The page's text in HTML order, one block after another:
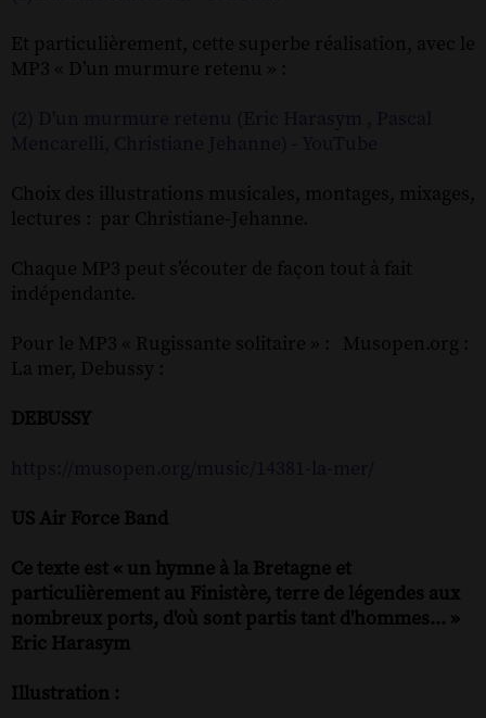
Et particulièrement, cette superbe réalisation, avec le
MP3 « D’un murmure retenu » :
Choix des illustrations musicales, montages, mixages,
lectures : par Christiane-Jehanne.
Chaque MP3 peut s’écouter de façon tout à fait
indépendante.
Pour le MP3 « Rugissante solitaire » : Musopen.org :
La mer, Debussy :
DEBUSSY
US Air Force Band
Ce texte est « un hymne à la Bretagne et
particulièrement au Finistère, terre de légendes aux
nombreux ports, d'où sont partis tant d'hommes... »
Eric Harasym
Illustration :